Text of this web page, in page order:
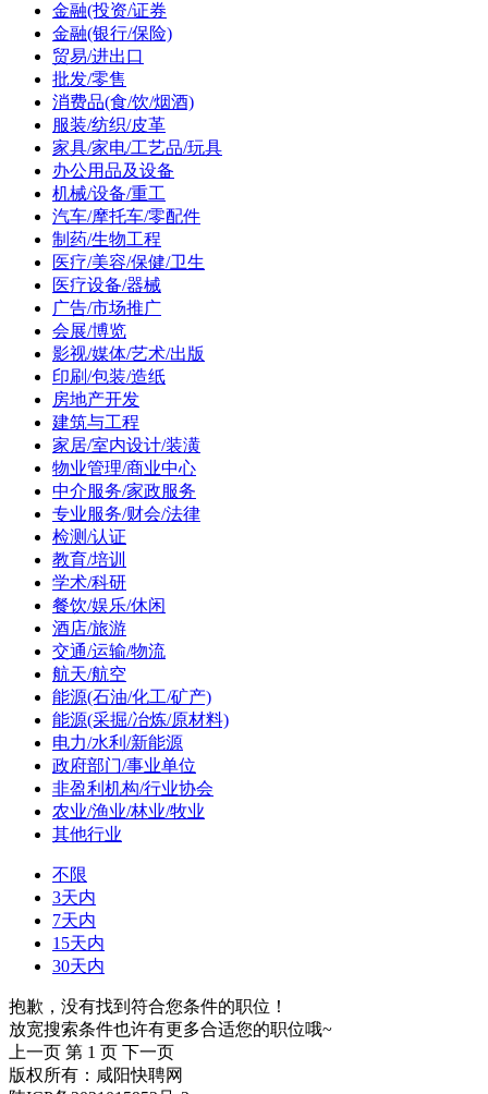
金融(投资/证券
金融(银行/保险)
贸易/进出口
批发/零售
消费品(食/饮/烟酒)
服装/纺织/皮革
家具/家电/工艺品/玩具
办公用品及设备
机械/设备/重工
汽车/摩托车/零配件
制药/生物工程
医疗/美容/保健/卫生
医疗设备/器械
广告/市场推广
会展/博览
影视/媒体/艺术/出版
印刷/包装/造纸
房地产开发
建筑与工程
家居/室内设计/装潢
物业管理/商业中心
中介服务/家政服务
专业服务/财会/法律
检测/认证
教育/培训
学术/科研
餐饮/娱乐/休闲
酒店/旅游
交通/运输/物流
航天/航空
能源(石油/化工/矿产)
能源(采掘/冶炼/原材料)
电力/水利/新能源
政府部门/事业单位
非盈利机构/行业协会
农业/渔业/林业/牧业
其他行业
不限
3天内
7天内
15天内
30天内
抱歉，没有找到符合您条件的职位！
放宽搜索条件也许有更多合适您的职位哦~
上一页 第 1 页 下一页
版权所有：咸阳快聘网